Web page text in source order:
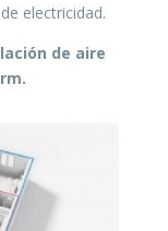
electricidad.
de aire